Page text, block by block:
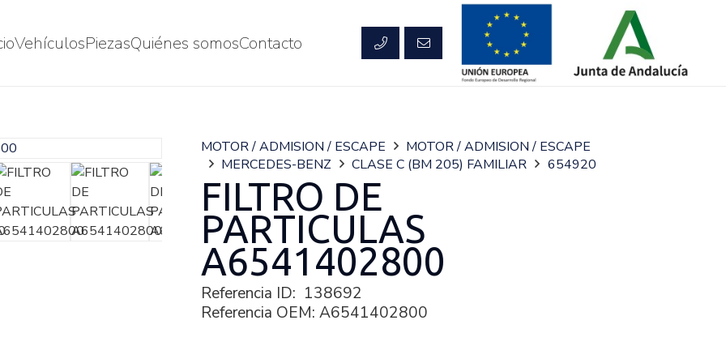
VehículosPiezasQuiénes somosContacto
MOTOR / ADMISION / ESCAPE
MOTOR / ADMISION / ESCAPE
MERCEDES-BENZ
CLASE C (BM 205) FAMILIAR 654920
FILTRO DE
PARTICULAS
A6541402800
Referencia ID: 138692
Referencia OEM: A6541402800